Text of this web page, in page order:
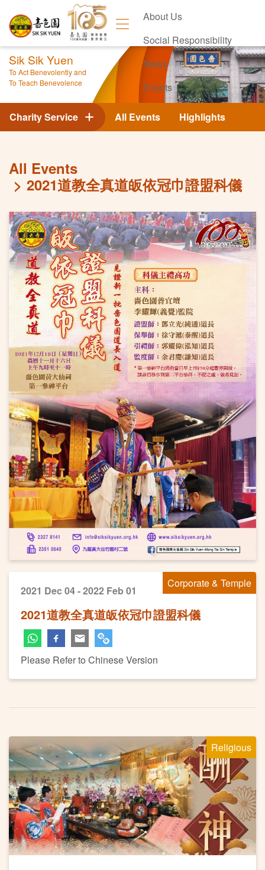
About Us
Social Responsibility
News
Events
Contact Us
Sik Sik Yuen
To Act Benevolently and
To Teach Benevolence
All Events Highlights
Charity Service
All Events
2021道教全真道皈依冠巾證盟科儀
Corporate & Temple
2021 Dec 04 - 2022 Feb 01
2021道教全真道皈依冠巾證盟科儀
Please Refer to Chinese Version
Religious